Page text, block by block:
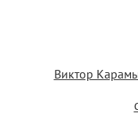
Виктор